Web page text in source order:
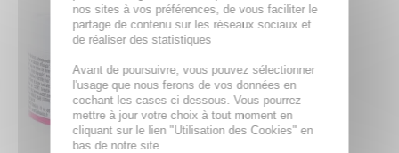
nos sites à vos préférences, de vous faciliter le
partage de contenu sur les réseaux sociaux et
de réaliser des statistiques
Avant de poursuivre, vous pouvez sélectionner
l'usage que nous ferons de vos données en
cochant les cases ci-dessous. Vous pourrez
mettre à jour votre choix à tout moment en
cliquant sur le lien "Utilisation des Cookies" en
bas de notre site.